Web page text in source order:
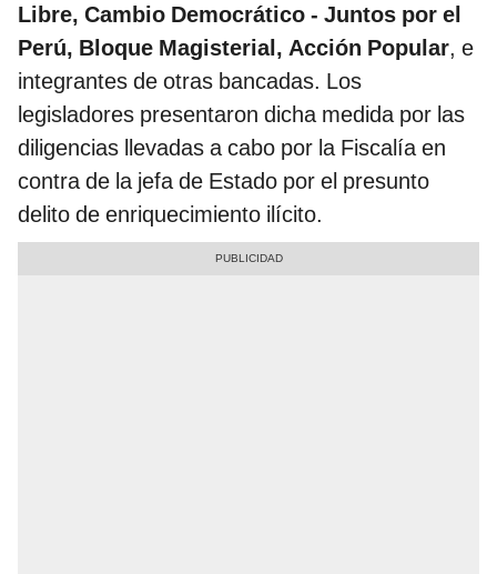
Libre, Cambio Democrático - Juntos por el
Perú, Bloque Magisterial, Acción Popular, e
integrantes de otras bancadas. Los
legisladores presentaron dicha medida por las
diligencias llevadas a cabo por la Fiscalía en
contra de la jefa de Estado por el presunto
delito de enriquecimiento ilícito.